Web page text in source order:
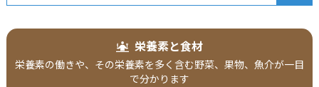
栄養素と食材
栄養素の働きや、その栄養素を多く含む野菜、果物、魚介が一目
で分かります